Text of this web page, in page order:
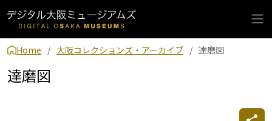
Home 大阪コレクションズ・アーカイブ 達磨図
達磨図